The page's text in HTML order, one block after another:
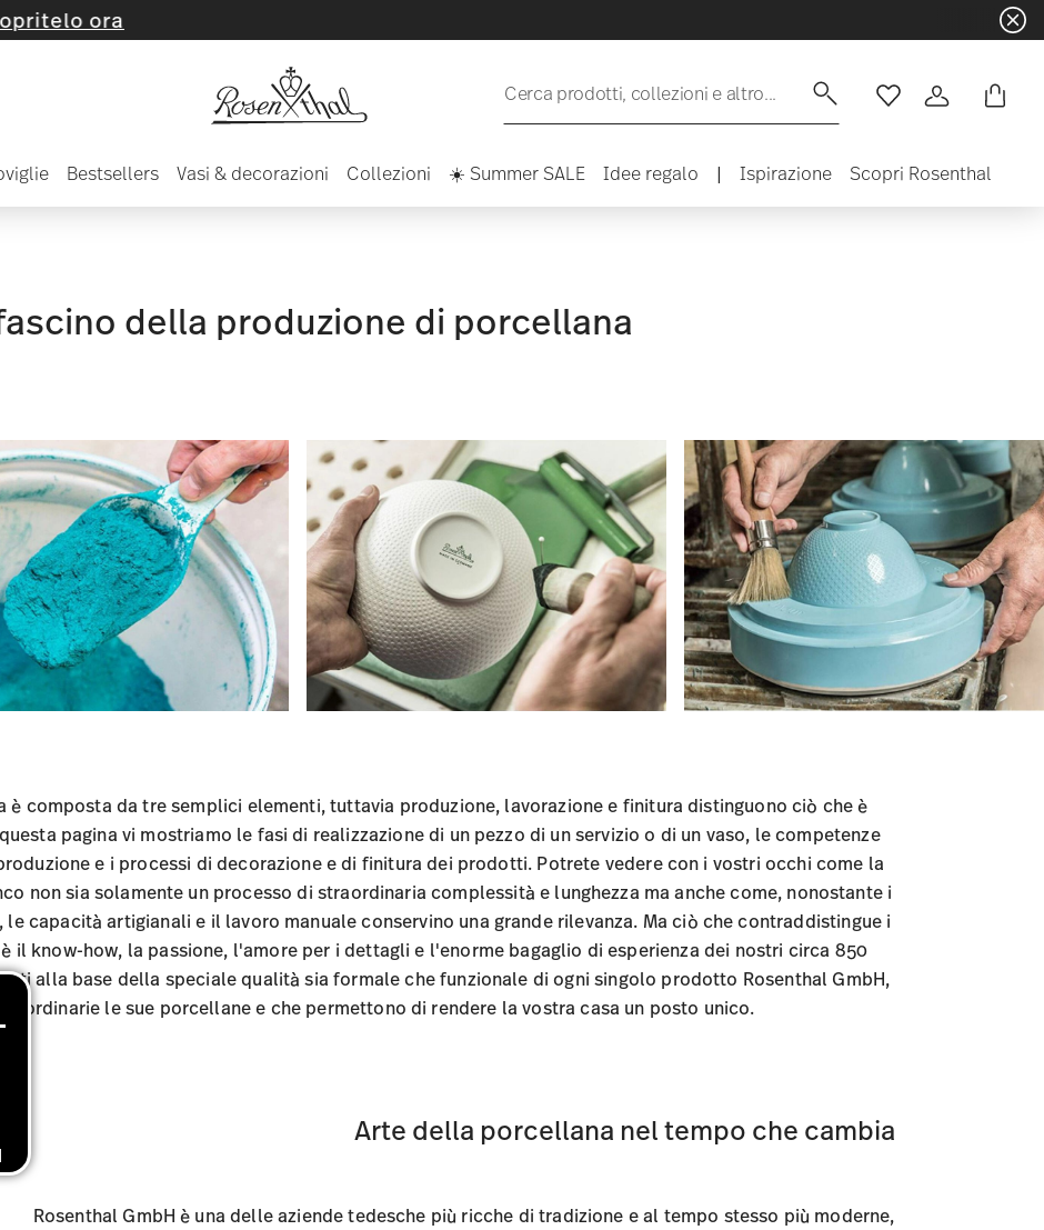
☀️ Summer SALE su articoli e
Cerca prodotti, collezioni e altro... Lista desideri
Accedi
Bestsellers Vasi & decorazioni Collezioni ☀️ Summer SALE Idee regalo | Ispirazione Scopri Rosenthal
della produzione di porcellana
composta da tre semplici elementi, tuttavia produzione, lavorazione e finitura distinguono ciò che è
pagina vi mostriamo le fasi di realizzazione di un pezzo di un servizio o di un vaso, le competenze
e i processi di decorazione e di finitura dei prodotti. Potrete vedere con i vostri occhi come la
non sia solamente un processo di straordinaria complessità e lunghezza ma anche come, nonostante i
capacità artigianali e il lavoro manuale conservino una grande rilevanza. Ma ciò che contraddistingue i
il know-how, la passione, l'amore per i dettagli e l'enorme bagaglio di esperienza dei nostri circa 850
alla base della speciale qualità sia formale che funzionale di ogni singolo prodotto Rosenthal GmbH,
le sue porcellane e che permettono di rendere la vostra casa un posto unico.
Arte della porcellana nel tempo che cambia
Rosenthal GmbH è una delle aziende tedesche più ricche di tradizione e al tempo stesso più moderne,